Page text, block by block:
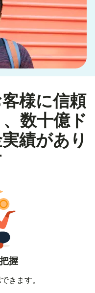
様に信頼
数十億ド
績があり
握
きます。